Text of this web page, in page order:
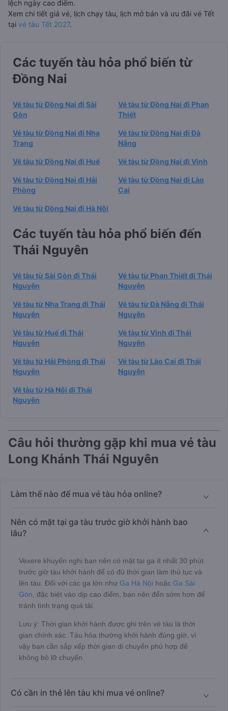
lệch ngày cao điểm.
Xem chi tiết giá vé, lịch chạy tàu, lịch mở bán và ưu đãi vé Tết
tại vé tàu Tết 2027.
Các tuyến tàu hỏa phổ biến từ
Đồng Nai
Vé tàu từ Đồng Nai đi Sài
Gòn
Vé tàu từ Đồng Nai đi Phan
Thiết
Vé tàu từ Đồng Nai đi Nha
Trang
Vé tàu từ Đồng Nai đi Đà
Nẵng
Vé tàu từ Đồng Nai đi Huế Vé tàu từ Đồng Nai đi Vinh
Vé tàu từ Đồng Nai đi Hải
Phòng
Vé tàu từ Đồng Nai đi Lào
Cai
Vé tàu từ Đồng Nai đi Hà Nội
Các tuyến tàu hỏa phổ biến đến
Thái Nguyên
Vé tàu từ Sài Gòn đi Thái
Nguyên
Vé tàu từ Phan Thiết đi Thái
Nguyên
Vé tàu từ Nha Trang đi Thái
Nguyên
Vé tàu từ Đà Nẵng đi Thái
Nguyên
Vé tàu từ Huế đi Thái
Nguyên
Vé tàu từ Vinh đi Thái
Nguyên
Vé tàu từ Hải Phòng đi Thái
Nguyên
Vé tàu từ Lào Cai đi Thái
Nguyên
Vé tàu từ Hà Nội đi Thái
Nguyên
Câu hỏi thường gặp khi mua vé tàu
Long Khánh Thái Nguyên
Làm thế nào để mua vé tàu hỏa online?
Nên có mặt tại ga tàu trước giờ khởi hành bao
lâu?
Vexere khuyến nghị bạn nên có mặt tại ga ít nhất 30 phút
trước giờ tàu khởi hành để có đủ thời gian làm thủ tục và
lên tàu. Đối với các ga lớn như Ga Hà Nội hoặc Ga Sài
Gòn , đặc biệt vào dịp cao điểm, bạn nên đến sớm hơn để
tránh tình trạng quá tải.
Lưu ý: Thời gian khởi hành được ghi trên vé tàu là thời
gian chính xác. Tàu hỏa thường khởi hành đúng giờ, vì
vậy bạn cần sắp xếp thời gian di chuyển phù hợp để
không bỏ lỡ chuyến.
Có cần in thẻ lên tàu khi mua vé online?